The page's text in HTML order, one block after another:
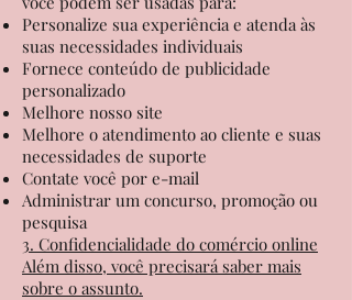
Personalize sua experiência e atenda às
suas necessidades individuais
Fornece conteúdo de publicidade
personalizado
Melhore nosso site
Melhore o atendimento ao cliente e suas
necessidades de suporte
Contate você por e-mail
Administrar um concurso, promoção ou
pesquisa
3. Confidencialidade do comércio online
Além disso, você precisará saber mais
sobre o assunto.